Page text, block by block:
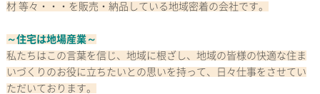
材 等々・・・を販売・納品している地域密着の会社です。
～住宅は地場産業～
私たちはこの言葉を信じ、地域に根ざし、地域の皆様の快適な住ま
いづくりのお役に立ちたいとの思いを持って、日々仕事をさせてい
ただいております。